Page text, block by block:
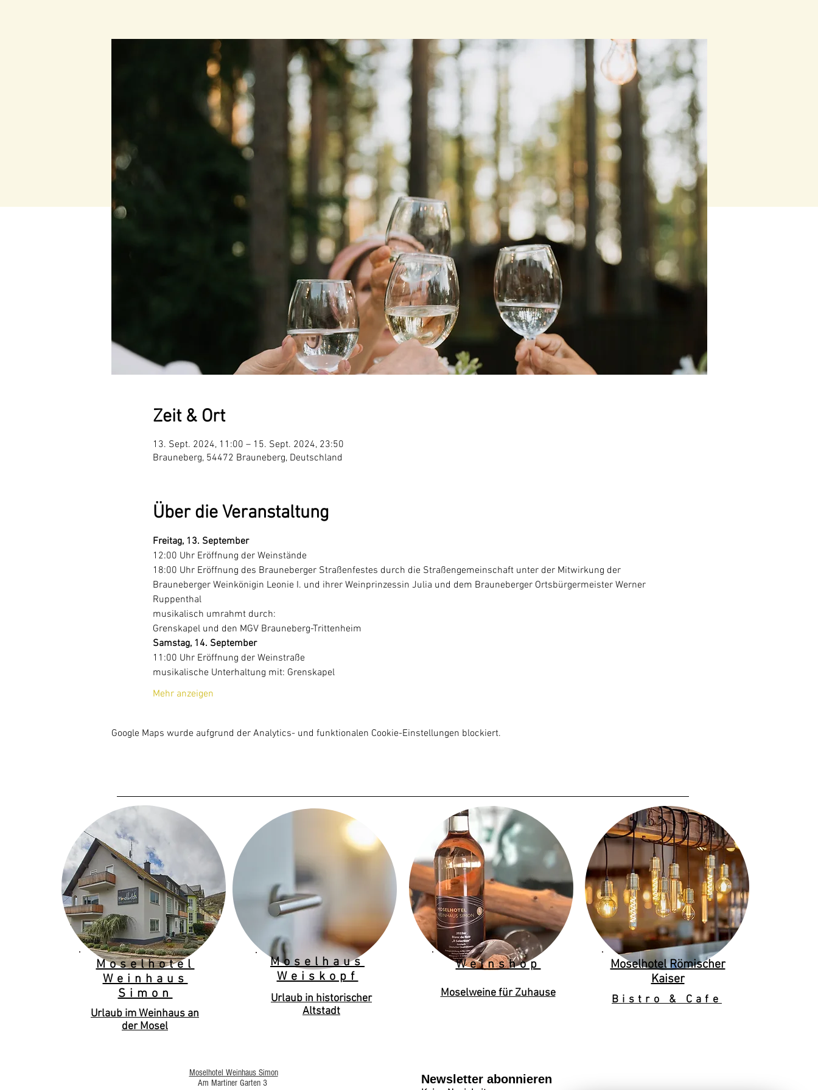
Zeit & Ort
13. Sept. 2024, 11:00 – 15. Sept. 2024, 23:50
Brauneberg, 54472 Brauneberg, Deutschland
Über die Veranstaltung
Freitag, 13. September
12:00 Uhr Eröffnung der Weinstände
18:00 Uhr Eröffnung des Brauneberger Straßenfestes durch die Straßengemeinschaft unter der Mitwirkung der
Brauneberger Weinkönigin Leonie I. und ihrer Weinprinzessin Julia und dem Brauneberger Ortsbürgermeister Werner
Ruppenthal
musikalisch umrahmt durch:
Grenskapel und den MGV Brauneberg-Trittenheim
Samstag, 14. September
11:00 Uhr Eröffnung der Weinstraße
musikalische Unterhaltung mit: Grenskapel
Mehr anzeigen
Google Maps wurde aufgrund der Analytics- und funktionalen Cookie-Einstellungen blockiert.
Moselhotel
Weinhaus
Simon
Urlaub im Weinhaus an
der Mosel
Moselhaus
Weiskopf
Urlaub in historischer
Altstadt
Weinshop
Moselweine für Zuhause
Moselhotel Römischer
Kaiser
Bistro & Cafe
Moselhotel Weinhaus Simon
Am Martiner Garten 3
Newsletter abonnieren